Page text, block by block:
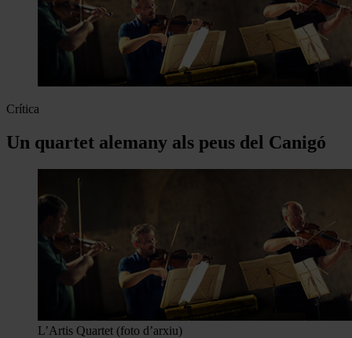
Crítica
Un quartet alemany als peus del Canigó
L’Artis Quartet (foto d’arxiu)